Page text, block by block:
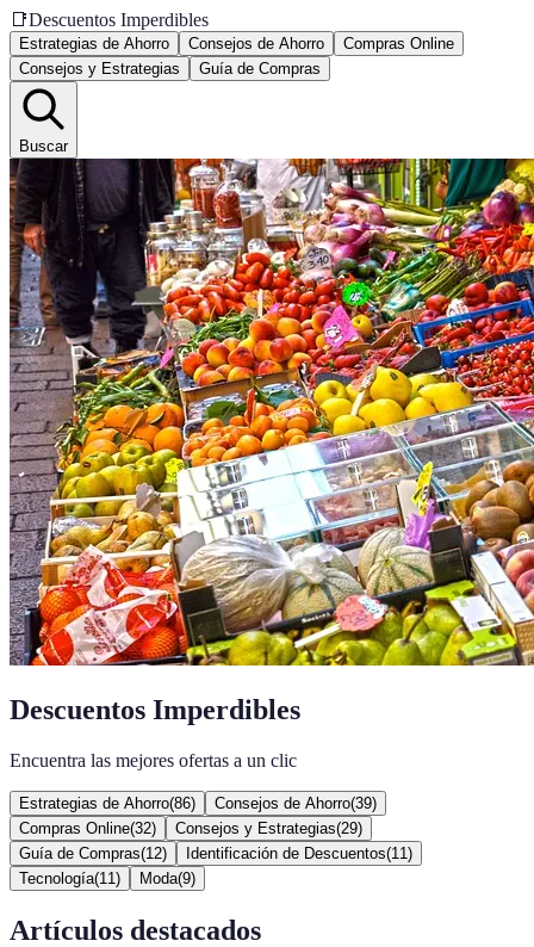
📑Descuentos Imperdibles
Estrategias de Ahorro Consejos de Ahorro
Compras Online
Consejos y Estrategias
Guía de Compras
Buscar
Descuentos Imperdibles
Encuentra las mejores ofertas a un clic
Estrategias de Ahorro(86) Consejos de Ahorro(39)
Compras Online(32) Consejos y Estrategias(29)
Guía de Compras(12) Identificación de Descuentos(11 )
Tecnología(11 ) Moda(9)
Artículos destacados